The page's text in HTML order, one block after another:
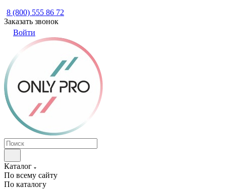
8 (800) 555 86 72
Заказать звонок
Войти
Каталог
По всему сайту
По каталогу